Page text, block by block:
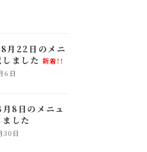
月22日のメニ
ました 新着!!
6日
8日のメニュ
した
30日